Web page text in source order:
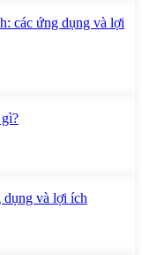
các ứng dụng và lợi
và lợi ích